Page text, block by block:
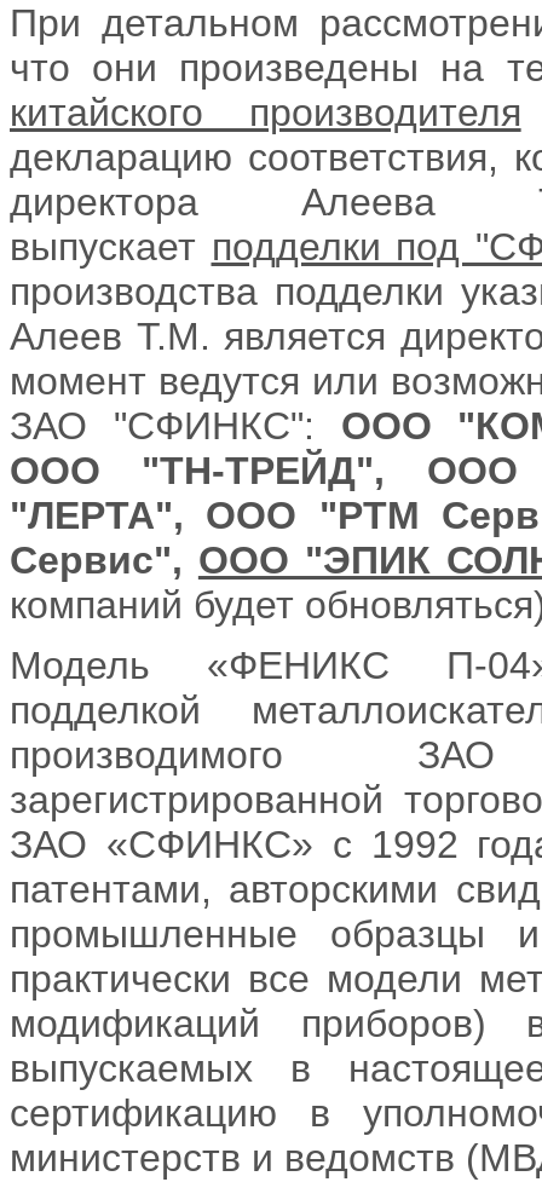
При детальном
что они произведены на
китайского производителя
декларацию соответствия,
директора Алеева
выпускает подделки под
производства подделки
Алеев Т.М. является
момент ведутся или
ЗАО "СФИНКС": ООО
ООО "ТН-ТРЕЙД",
"ЛЕРТА", ООО "РТМ
Сервис", ООО "ЭПИК
компаний будет
Модель «ФЕНИКС П-04»
подделкой
производимого
зарегистрированной
ЗАО «СФИНКС» с 1992
патентами, авторскими
промышленные образцы
практически все модели
модификаций
выпускаемых в
сертификацию в
министерств и ведомств